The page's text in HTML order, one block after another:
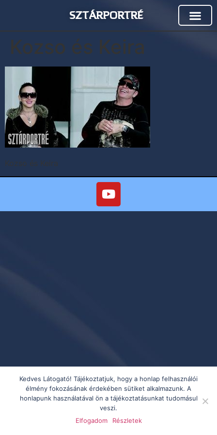
SZTÁRPORTRÉ
Kozso és Keira
Kozso és Keira
Kedves Látogató! Tájékoztatjuk, hogy a honlap felhasználói
élmény fokozásának érdekében sütiket alkalmazunk. A
honlapunk használatával ön a tájékoztatásunkat tudomásul
veszi.
Elfogadom
Részletek